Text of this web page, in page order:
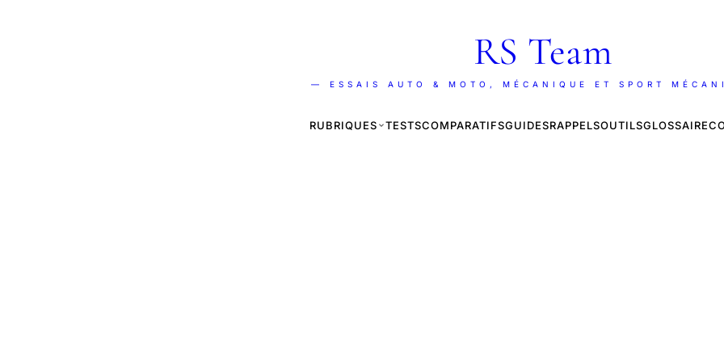
RS Team
— ESSAIS AUTO & MOTO, MÉCANIQUE ET SPORT
RUBRIQUES TESTSCOMPARATIFSGUIDESRAPPELSOUTILSGLOSSAIRE